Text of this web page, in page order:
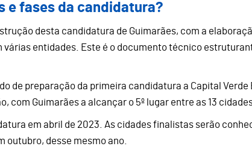
e fases da candidatura?
desta candidatura de Guimarães, com a
várias entidades. Este é o documento técnico
de preparação da primeira candidatura a Capital Verde
com Guimarães a alcançar o 5º lugar entre as 13
em abril de 2023. As cidades finalistas serão
outubro, desse mesmo ano.